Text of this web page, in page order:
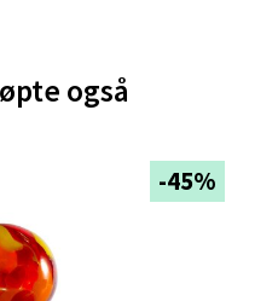
også
-45%
Sartor